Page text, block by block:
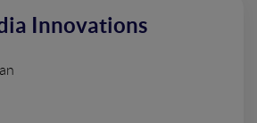
Innovations